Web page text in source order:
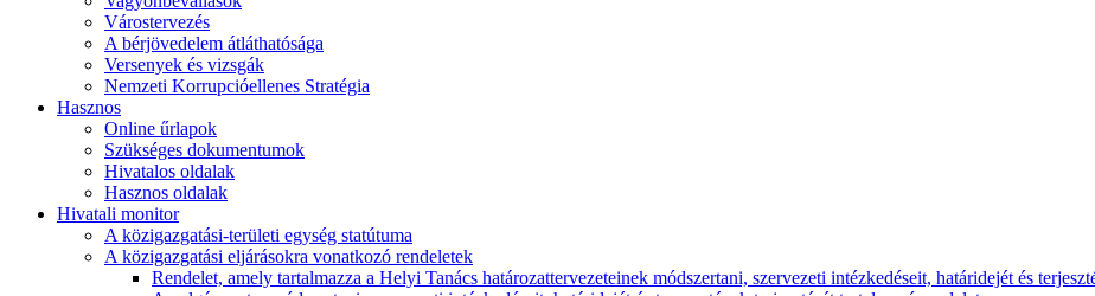
Várostervezés
A bérjövedelem átláthatósága
Versenyek és vizsgák
Nemzeti Korrupcióellenes Stratégia
Hasznos
Online űrlapok
Szükséges dokumentumok
Hivatalos oldalak
Hasznos oldalak
Hivatali monitor
A közigazgatási-területi egység statútuma
A közigazgatási eljárásokra vonatkozó rendeletek
Rendelet, amely tartalmazza a Helyi Tanács határozattervezeteinek módszertani, szervezeti intézkedéseit, határidejét és